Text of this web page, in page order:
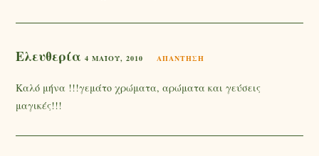
Ελευθερία 4 ΜΑΪ́ΟΥ, 2010 ΑΠΆΝΤΗΣΗ
Καλό μήνα !!!γεμάτο χρώματα, αρώματα και γεύσεις
μαγικές!!!